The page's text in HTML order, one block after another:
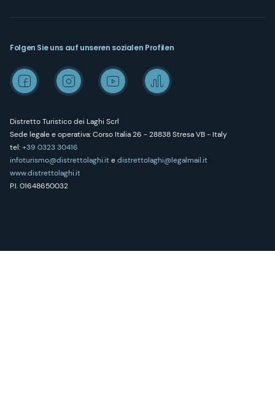
Distretto Turistico dei Laghi Scrl
Sede legale e operativa: Corso Italia 26 - 28838 Stresa VB - Italy
tel:+39 0323 30416
infoturismo@distrettolaghi.itedistrettolaghi@legalmail.it
www.distrettolaghi.it
P.I. 01648650032
Folgen Sie uns auf unseren sozialen Profilen